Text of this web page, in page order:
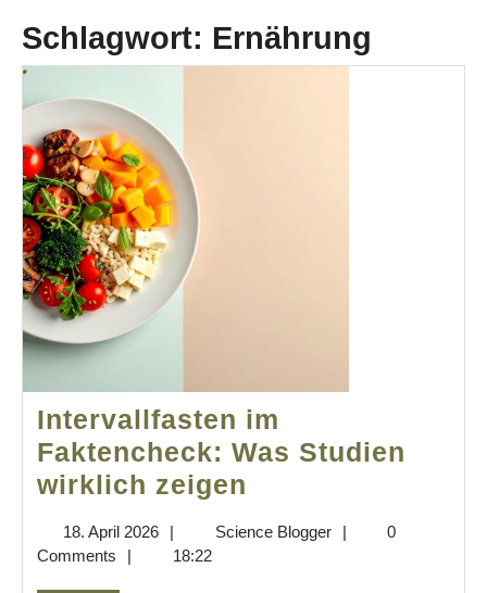
Schlagwort: Ernährung
Intervallfasten im
Faktencheck: Was Studien
wirklich zeigen
Faktencheck:
18. April 202618.
April
| Science BloggerScience
|
0
Comments
| 18:22